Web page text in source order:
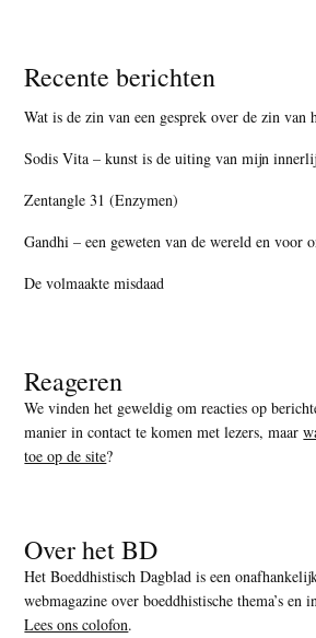
Recente berichten
Wat is de zin van een gesprek over de zin van
Sodis Vita – kunst is de uiting van mijn
Zentangle 31 (Enzymen)
Gandhi – een geweten van de wereld en voor
De volmaakte misdaad
Reageren
We vinden het geweldig om reacties op
manier in contact te komen met lezers, maar
toe op de site?
Over het BD
Het Boeddhistisch Dagblad is een
webmagazine over boeddhistische thema’s en
Lees ons colofon.